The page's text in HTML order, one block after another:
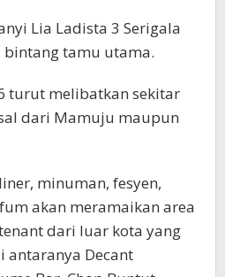
Lia Ladista 3 Serigala
tamu utama.
turut melibatkan sekitar
dari Mamuju maupun
minuman, fesyen,
akan meramaikan area
dari luar kota yang
Decant